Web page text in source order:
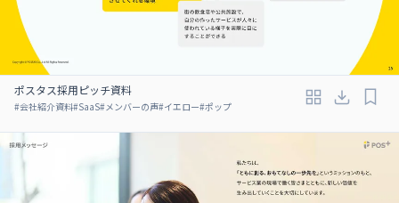
ポスタス採用ピッチ資料
#会社紹介資料#SaaS#メンバーの声#イエロー#ポップ